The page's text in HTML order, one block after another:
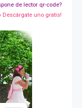
de lector qr-code?
Descárgate uno gratis!